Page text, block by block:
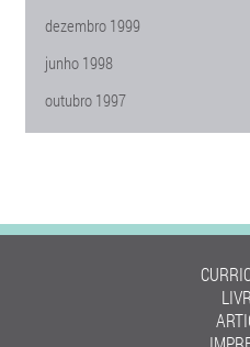
dezembro 1999
junho 1998
outubro 1997